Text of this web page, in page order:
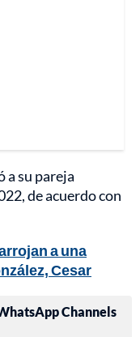
a su pareja
de acuerdo con
a una
Cesar
Channels